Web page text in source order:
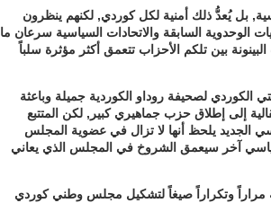
بل يُعدُّ ذلك أمنية لكل كوردي, لكنهم ينظرون
الوحدوية السابقة والاتحادات السياسية سرعان ما
بين تلكم الأحزاب تتعمق أكثر مؤثرة سلباً
لصحيفة روداو الكوردية جميلة وباعثة
إلى إطلاق حزب جماهيري كبير, لكن المتتبع
الجديد يلحظ أنها لا تزال في عضوية المجلس
آخر سيعمق الشروخ في المجلس الذي يعاني
مراراً وتكراراً صيغاً لتشكيل مجلس وطني كوردي